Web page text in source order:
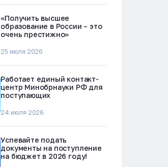
«Получить высшее
образование в России – это
очень престижно»
25 июля 2026
Работает единый контакт-
центр Минобрнауки РФ для
поступающих
24 июля 2026
Успевайте подать
документы на поступление
на бюджет в 2026 году!